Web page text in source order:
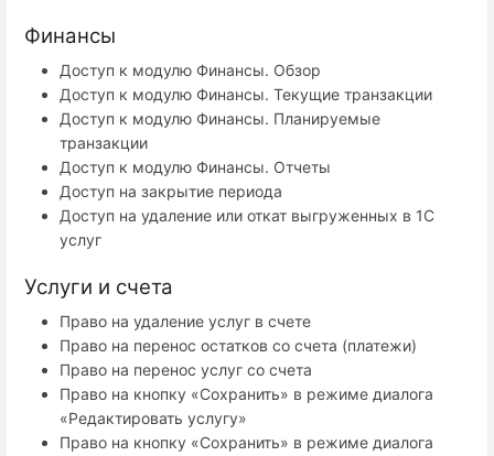
Финансы
Доступ к модулю Финансы. Обзор
Доступ к модулю Финансы. Текущие транзакции
Доступ к модулю Финансы. Планируемые
транзакции
Доступ к модулю Финансы. Отчеты
Доступ на закрытие периода
Доступ на удаление или откат выгруженных в 1С
услуг
Услуги и счета
Право на удаление услуг в счете
Право на перенос остатков со счета (платежи)
Право на перенос услуг со счета
Право на кнопку «Сохранить» в режиме диалога
«Редактировать услугу»
Право на кнопку «Сохранить» в режиме диалога